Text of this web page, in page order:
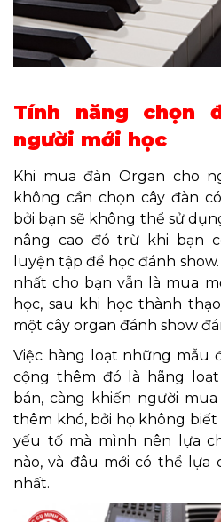
Tính năng chọn
người mới học
Khi mua đàn Organ cho
không cần chọn cây đàn
bởi bạn sẽ không thể sử
nâng cao đó trừ khi bạn
luyện tập để học đánh
nhất cho bạn vẫn là mua
học, sau khi học thành
một cây organ đánh show
Việc hàng loạt những mẫu
cộng thêm đó là hãng
bán, càng khiến người
thêm khó, bởi họ không
yếu tố mà mình nên lựa
nào, và đâu mới có thể lựa
nhất.